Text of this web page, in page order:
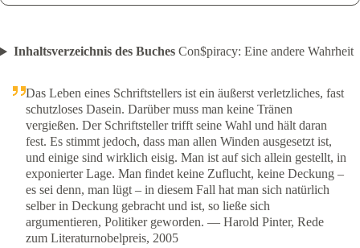
Inhaltsverzeichnis des Buches Con$piracy: Eine andere Wahrheit
Das Leben eines Schriftstellers ist ein äußerst verletzliches, fast
schutzloses Dasein. Darüber muss man keine Tränen
vergießen. Der Schriftsteller trifft seine Wahl und hält daran
fest. Es stimmt jedoch, dass man allen Winden ausgesetzt ist,
und einige sind wirklich eisig. Man ist auf sich allein gestellt, in
exponierter Lage. Man findet keine Zuflucht, keine Deckung –
es sei denn, man lügt – in diesem Fall hat man sich natürlich
selber in Deckung gebracht und ist, so ließe sich
argumentieren, Politiker geworden. — Harold Pinter, Rede
zum Literaturnobelpreis, 2005